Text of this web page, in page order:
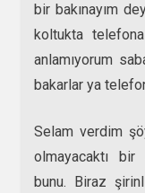
bir bakınayım
koltukta
anlamıyorum
bakarlar ya
Selam verdim
olmayacaktı bir
bunu. Biraz